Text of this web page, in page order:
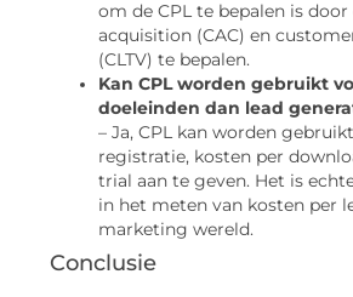
om de CPL te bepalen is
acquisition (CAC) en
(CLTV) te bepalen.
Kan CPL worden gebruikt
doeleinden dan lead
– Ja, CPL kan worden
registratie, kosten per
trial aan te geven. Het is
in het meten van kosten per
marketing wereld.
Conclusie